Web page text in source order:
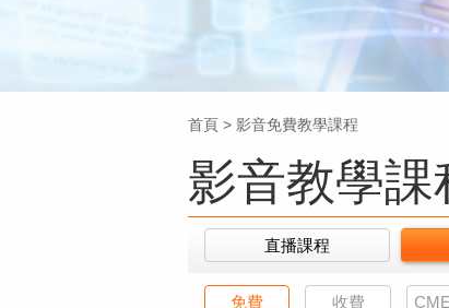
首頁 > 影音免費教學課程
影音教學課
直播課程
免費 收費